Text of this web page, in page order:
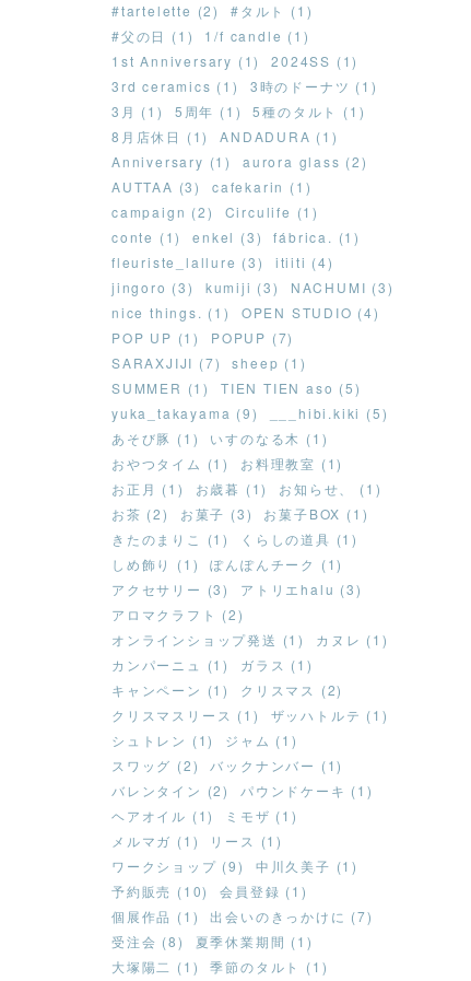
#tartelette (2)
#タルト (1)
#父の日 (1)
1/f candle (1)
1st Anniversary (1)
2024SS (1)
3rd ceramics (1)
3時のドーナツ (1)
3月 (1)
5周年 (1)
5種のタルト (1)
8月店休日 (1)
ANDADURA (1)
Anniversary (1)
aurora glass (2)
AUTTAA (3)
cafekarin (1)
campaign (2)
Circulife (1)
conte (1)
enkel (3)
fábrica. (1)
fleuriste_lallure (3)
itiiti (4)
jingoro (3)
kumiji (3)
NACHUMI (3)
nice things. (1)
OPEN STUDIO (4)
POP UP (1)
POPUP (7)
SARAXJIJI (7)
sheep (1)
SUMMER (1)
TIEN TIEN aso (5)
yuka_takayama (9)
___hibi.kiki (5)
あそび豚 (1)
いすのなる木 (1)
おやつタイム (1)
お料理教室 (1)
お正月 (1)
お歳暮 (1)
お知らせ、 (1)
お茶 (2)
お菓子 (3)
お菓子BOX (1)
きたのまりこ (1)
くらしの道具 (1)
しめ飾り (1)
ぽんぽんチーク (1)
アクセサリー (3)
アトリエhalu (3)
アロマクラフト (2)
オンラインショップ発送 (1)
カヌレ (1)
カンパーニュ (1)
ガラス (1)
キャンペーン (1)
クリスマス (2)
クリスマスリース (1)
ザッハトルテ (1)
シュトレン (1)
ジャム (1)
スワッグ (2)
バックナンバー (1)
バレンタイン (2)
パウンドケーキ (1)
ヘアオイル (1)
ミモザ (1)
メルマガ (1)
リース (1)
ワークショップ (9)
中川久美子 (1)
予約販売 (10)
会員登録 (1)
個展作品 (1)
出会いのきっかけに (7)
受注会 (8)
夏季休業期間 (1)
大塚陽二 (1)
季節のタルト (1)